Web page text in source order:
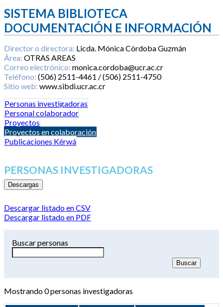
SISTEMA BIBLIOTECA
DOCUMENTACIÓN E INFORMACIÓN
Director o directora: Licda. Mónica Córdoba Guzmán
Área: OTRAS AREAS
Correo electrónico: monica.cordoba@ucr.ac.cr
Teléfono: (506) 2511-4461 / (506) 2511-4750
Sitio web: www.sibdi.ucr.ac.cr
Personas investigadoras
Personal colaborador
Proyectos
Proyectos en colaboración
Publicaciones Kérwá
PERSONAS INVESTIGADORAS
Descargas
Descargar listado en CSV
Descargar listado en PDF
Buscar personas
Mostrando0personas investigadoras